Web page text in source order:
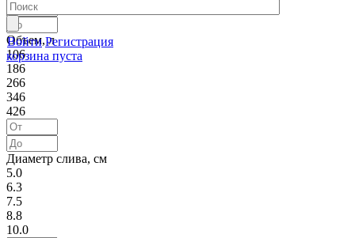
Войти Регистрация
корзина пуста
Объем, л
106
186
266
346
426
Диаметр слива, см
5.0
6.3
7.5
8.8
10.0